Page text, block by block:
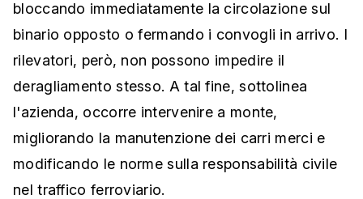
bloccando immediatamente la circolazione sul
binario opposto o fermando i convogli in arrivo. I
rilevatori, però, non possono impedire il
deragliamento stesso. A tal fine, sottolinea
l'azienda, occorre intervenire a monte,
migliorando la manutenzione dei carri merci e
modificando le norme sulla responsabilità civile
nel traffico ferroviario.